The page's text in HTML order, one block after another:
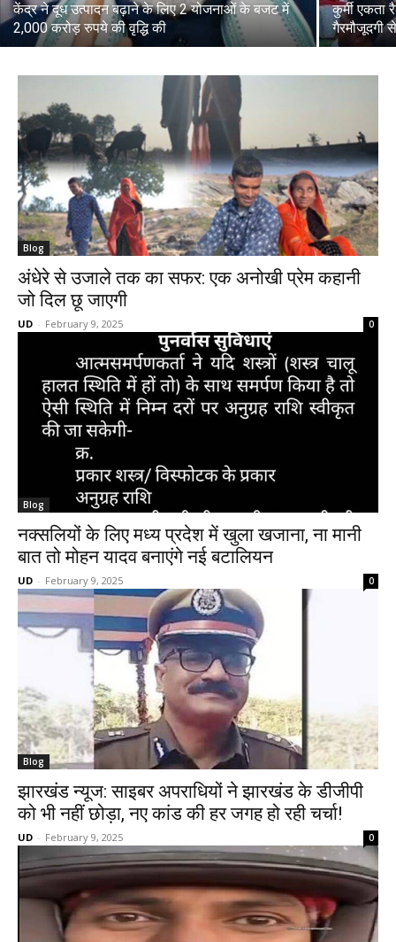
केंद्र ने दूध उत्पादन बढ़ाने के लिए 2 योजनाओं के बजट में
2,000 करोड़ रुपये की वृद्धि की
कुर्मी एकता
गैरमौजूदगी
Blog
अंधेरे से उजाले तक का सफर: एक अनोखी प्रेम कहानी
जो दिल छू जाएगी
UD - February 9, 2025 0
Blog
नक्सलियों के लिए मध्य प्रदेश में खुला खजाना, ना मानी
बात तो मोहन यादव बनाएंगे नई बटालियन
UD - February 9, 2025 0
Blog
झारखंड न्यूज: साइबर अपराधियों ने झारखंड के डीजीपी
को भी नहीं छोड़ा, नए कांड की हर जगह हो रही चर्चा!
UD - February 9, 2025 0